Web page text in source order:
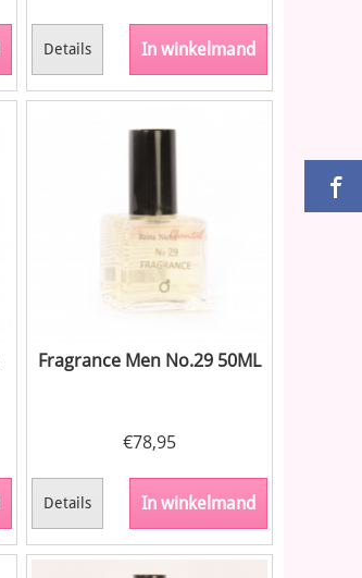
Details In winkelmand
Fragrance Men No.29 50ML
€78,95
Details In winkelmand